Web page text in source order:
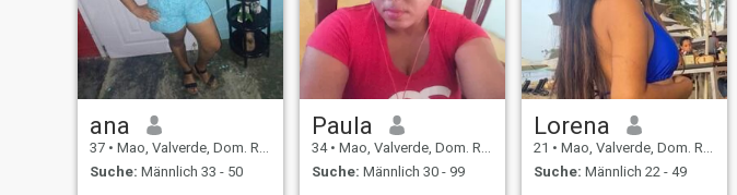
ana
37 • Mao, Valverde, Dom. Rep.
Suche: Männlich 33 - 50
Paula
34 • Mao, Valverde, Dom. Rep.
Suche: Männlich 30 - 99
Lorena
21 • Mao, Valverde, Dom. Rep.
Suche: Männlich 22 - 49